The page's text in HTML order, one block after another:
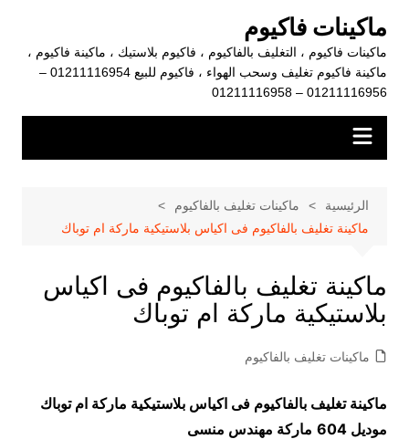
المحتوى
ماكينات فاكيوم
ماكينات فاكيوم ، التغليف بالفاكيوم ، فاكيوم بلاستيك ، ماكينة فاكيوم ،
ماكينة فاكيوم تغليف وسحب الهواء ، فاكيوم للبيع 01211116954 –
01211116956 – 01211116958
الرئيسية
ماكينات تغليف بالفاكيوم
ماكينة تغليف بالفاكيوم فى اكياس بلاستيكية ماركة ام توباك
ماكينة تغليف بالفاكيوم فى اكياس
بلاستيكية ماركة ام توباك
ماكينات تغليف بالفاكيوم
ماكينة تغليف بالفاكيوم فى اكياس بلاستيكية ماركة ام توباك
موديل 604
ماركة مهندس منسى